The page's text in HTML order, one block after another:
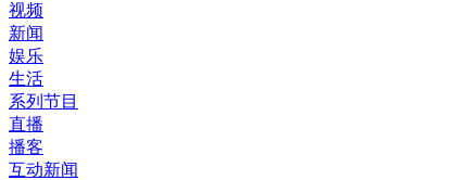
视频
新闻
娱乐
生活
系列节目
直播
播客
互动新闻